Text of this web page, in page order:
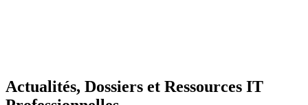
Actualités, Dossiers et Ressources IT